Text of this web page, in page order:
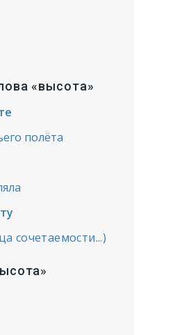
«высота»
полёта
сочетаемости...)